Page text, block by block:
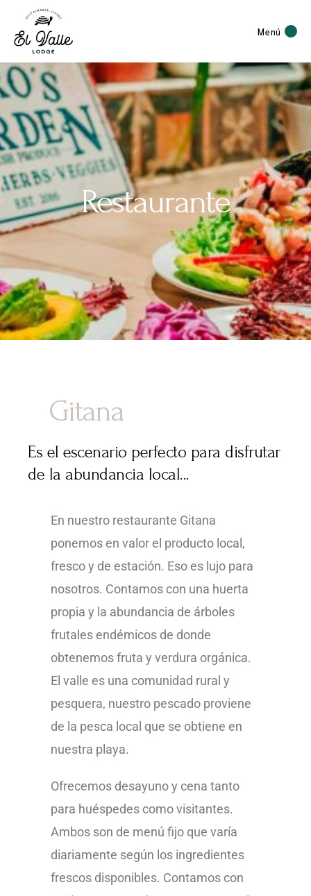
Menú
Restaurante
Gitana
Es el escenario perfecto para disfrutar
de la abundancia local...
En nuestro restaurante Gitana
ponemos en valor el producto local,
fresco y de estación. Eso es lujo para
nosotros. Contamos con una huerta
propia y la abundancia de árboles
frutales endémicos de donde
obtenemos fruta y verdura orgánica.
El valle es una comunidad rural y
pesquera, nuestro pescado proviene
de la pesca local que se obtiene en
nuestra playa.
Ofrecemos desayuno y cena tanto
para huéspedes como visitantes.
Ambos son de menú fijo que varía
diariamente según los ingredientes
frescos disponibles. Contamos con